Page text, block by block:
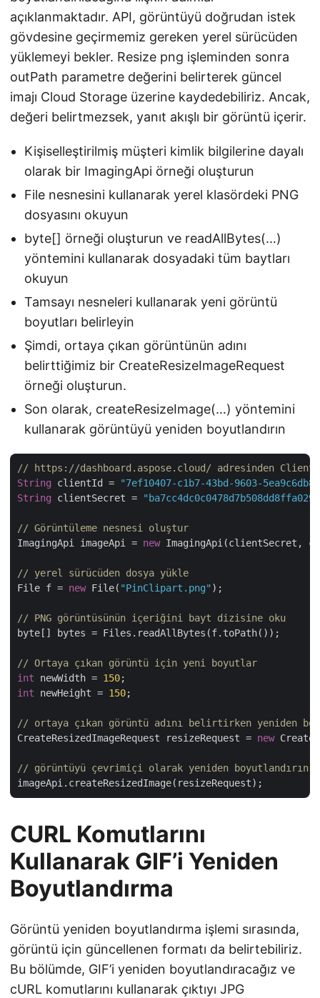
açıklanmaktadır. API, görüntüyü doğrudan istek
gövdesine geçirmemiz gereken yerel sürücüden
yüklemeyi bekler. Resize png işleminden sonra
outPath parametre değerini belirterek güncel
imajı Cloud Storage üzerine kaydedebiliriz. Ancak,
değeri belirtmezsek, yanıt akışlı bir görüntü içerir.
Kişiselleştirilmiş müşteri kimlik bilgilerine dayalı
olarak bir ImagingApi örneği oluşturun
File nesnesini kullanarak yerel klasördeki PNG
dosyasını okuyun
byte[] örneği oluşturun ve readAllBytes(…)
yöntemini kullanarak dosyadaki tüm baytları
okuyun
Tamsayı nesneleri kullanarak yeni görüntü
boyutları belirleyin
Şimdi, ortaya çıkan görüntünün adını
belirttiğimiz bir CreateResizeImageRequest
örneği oluşturun.
Son olarak, createResizeImage(…) yöntemini
kullanarak görüntüyü yeniden boyutlandırın
// https://dashboard.aspose.cloud/ adresinden
String clientId =
"7ef10407-c1b7-43bd-9603-
String clientSecret =
// Görüntüleme nesnesi oluştur
ImagingApi imageApi = new ImagingApi(clientSecret,
// yerel sürücüden dosya yükle
File f = new File( "PinClipart.png" );
// PNG görüntüsünün içeriğini bayt dizisine oku
byte[] bytes = Files.readAllBytes(f.toPath());
// Ortaya çıkan görüntü için yeni boyutlar
int newWidth = 150
int newHeight = 150;
// ortaya çıkan görüntü adını belirtirken yeniden
CreateResizedImageRequest resizeRequest = new
// görüntüyü çevrimiçi olarak yeniden boyutlandırın
CURL Komutlarını
Kullanarak GIF’i Yeniden
Boyutlandırma
Görüntü yeniden boyutlandırma işlemi sırasında,
görüntü için güncellenen formatı da belirtebiliriz.
Bu bölümde, GIF’i yeniden boyutlandıracağız ve
cURL komutlarını kullanarak çıktıyı JPG